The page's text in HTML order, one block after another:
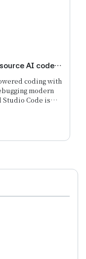
AI code
coding with
modern
Code is